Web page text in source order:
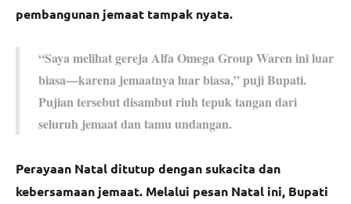
pembangunan jemaat tampak nyata.
“Saya melihat gereja Alfa Omega Group Waren ini luar
biasa—karena jemaatnya luar biasa,” puji Bupati.
Pujian tersebut disambut riuh tepuk tangan dari
seluruh jemaat dan tamu undangan.
Perayaan Natal ditutup dengan sukacita dan
kebersamaan jemaat. Melalui pesan Natal ini, Bupati